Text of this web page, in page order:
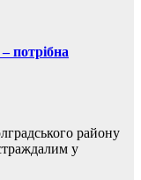
потрібна
району
у